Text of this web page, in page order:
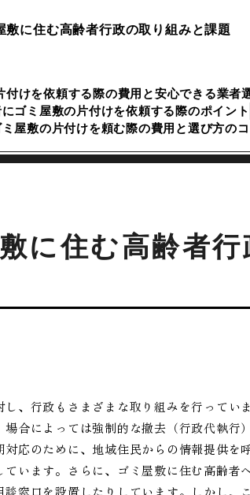
敷に住む高齢者行政の取り組みと課題
付けを依頼する際の費用と安心できる業者
ゴミ屋敷の片付けを依頼する際のポイント
屋敷の片付けを頼む際の費用と選び方の
に住む高齢者
し、行政もさまざまな取り組みを行って
場合によっては強制的な撤去（行政代執
対応のために、地域住民からの情報提供
ています。さらに、ゴミ屋敷に住む高齢
談窓口を設置したりしています。しかし